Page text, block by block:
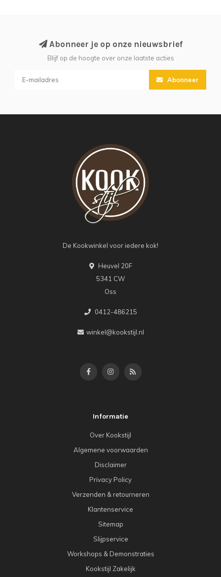
Abonneer je op onze nieuwsbrief
Blijf op de hoogte over onze laatste acties
Abonneer
De Kookwinkel voor iedere kok!
Heuvel 20F
5341 CW
Oss
0412-486215
winkel@kookstijl.nl
Informatie
Over Kookstijl
Algemene voorwaarden
Disclaimer
Privacy Policy
Verzenden & retourneren
Klantenservice
Sitemap
Slijpservice
Workshops & Demonstraties
Kookstijl Zakelijk